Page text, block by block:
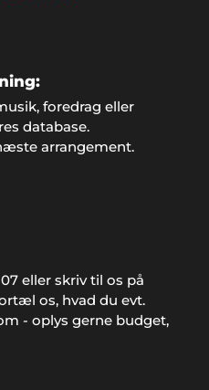
foredrag eller
database.
arrangement.
eller skriv til os på
os, hvad du evt.
- oplys gerne budget,